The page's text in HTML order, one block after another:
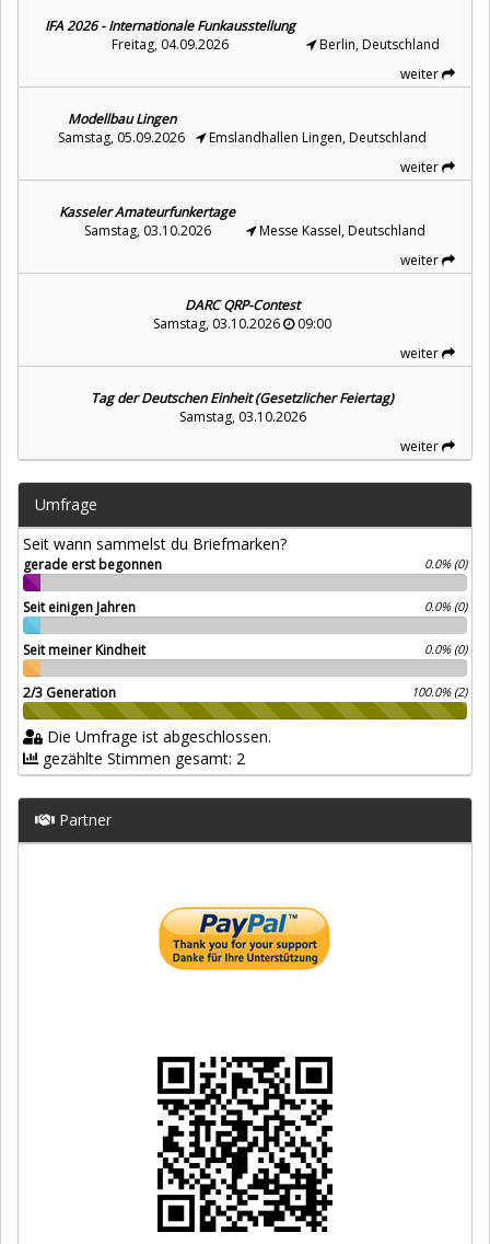
IFA 2026 - Internationale Funkausstellung
Freitag, 04.09.2026
Berlin, Deutschland
weiter
Modellbau Lingen
Samstag, 05.09.2026
Emslandhallen Lingen, Deutschland
weiter
Kasseler Amateurfunkertage
Samstag, 03.10.2026
Messe Kassel, Deutschland
weiter
DARC QRP-Contest
Samstag, 03.10.2026
09:00
weiter
Tag der Deutschen Einheit (Gesetzlicher Feiertag)
Samstag, 03.10.2026
weiter
Umfrage
Seit wann sammelst du Briefmarken?
gerade erst begonnen 0.0% (0)
Seit einigen Jahren 0.0% (0)
Seit meiner Kindheit 0.0% (0)
2/3 Generation 100.0% (2)
Die Umfrage ist abgeschlossen.
gezählte Stimmen gesamt: 2
Partner